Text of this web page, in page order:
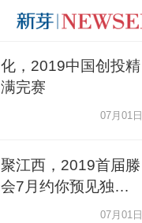
，2019中国创投精
完赛
07月01日
江西，2019首届滕
7月约你预见独角
07月01日